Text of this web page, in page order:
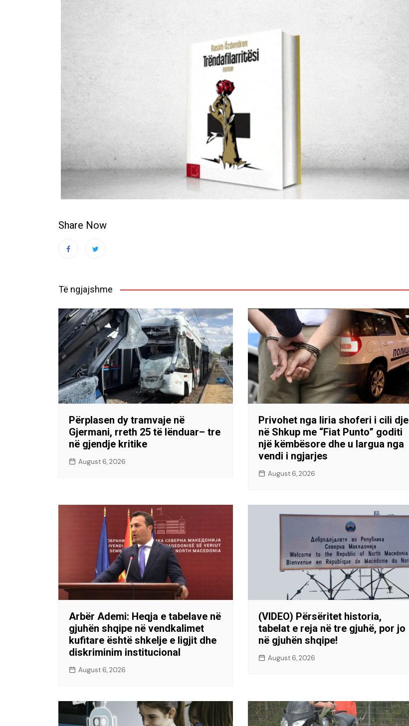
Share Now
Të ngjajshme
Përplasen dy tramvaje në
Gjermani, rreth 25 të lënduar– tre
në gjendje kritike
August 6, 2026
Privohet nga liria shoferi i cili dje
në Shkup me “Fiat Punto” goditi
një këmbësore dhe u largua nga
vendi i ngjarjes
August 6, 2026
Arbër Ademi: Heqja e tabelave në
gjuhën shqipe në vendkalimet
kufitare është shkelje e ligjit dhe
diskriminim institucional
August 6, 2026
(VIDEO) Përsëritet historia,
tabelat e reja në tre gjuhë, por jo
në gjuhën shqipe!
August 6, 2026